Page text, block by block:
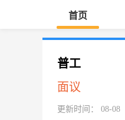
首页
普工
面议
更新时间： 08-08